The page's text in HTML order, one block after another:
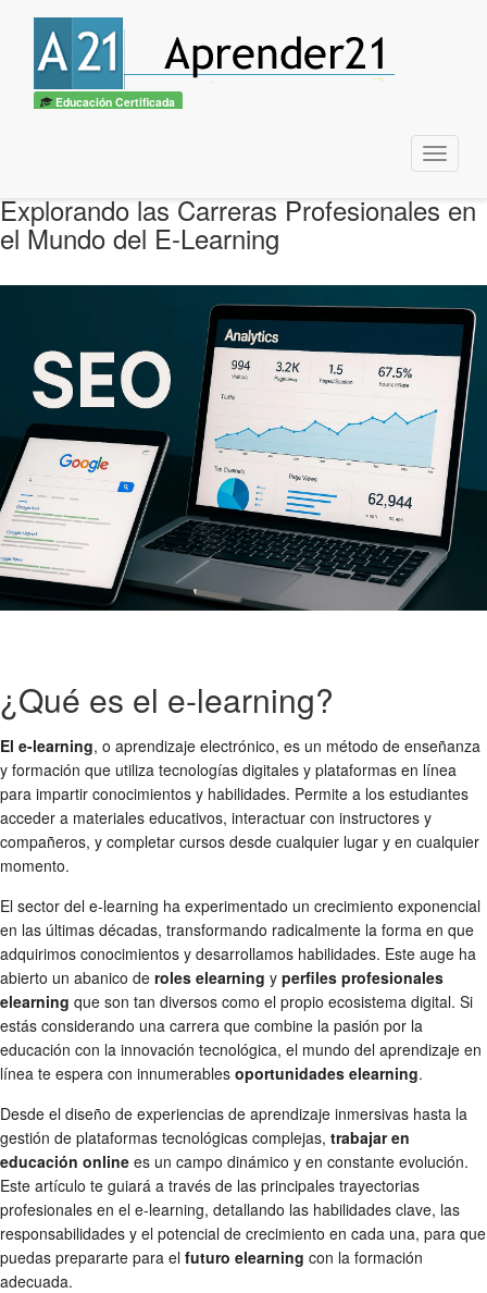
Educación Certificada
Menu
Explorando las Carreras Profesionales en
el Mundo del E-Learning
¿Qué es el e-learning?
El e-learning, o aprendizaje electrónico, es un método de enseñanza
y formación que utiliza tecnologías digitales y plataformas en línea
para impartir conocimientos y habilidades. Permite a los estudiantes
acceder a materiales educativos, interactuar con instructores y
compañeros, y completar cursos desde cualquier lugar y en cualquier
momento.
El sector del e-learning ha experimentado un crecimiento exponencial
en las últimas décadas, transformando radicalmente la forma en que
adquirimos conocimientos y desarrollamos habilidades. Este auge ha
abierto un abanico de roles elearning y perfiles profesionales
elearning que son tan diversos como el propio ecosistema digital. Si
estás considerando una carrera que combine la pasión por la
educación con la innovación tecnológica, el mundo del aprendizaje en
línea te espera con innumerables oportunidades elearning.
Desde el diseño de experiencias de aprendizaje inmersivas hasta la
gestión de plataformas tecnológicas complejas, trabajar en
educación online es un campo dinámico y en constante evolución.
Este artículo te guiará a través de las principales trayectorias
profesionales en el e-learning, detallando las habilidades clave, las
responsabilidades y el potencial de crecimiento en cada una, para que
puedas prepararte para el futuro elearning con la formación
adecuada.